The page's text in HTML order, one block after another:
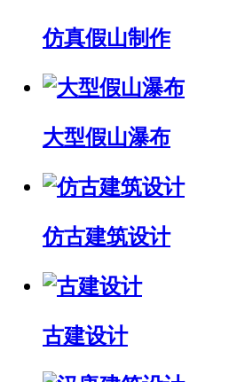
仿真假山制作
大型假山瀑布
仿古建筑设计
古建设计